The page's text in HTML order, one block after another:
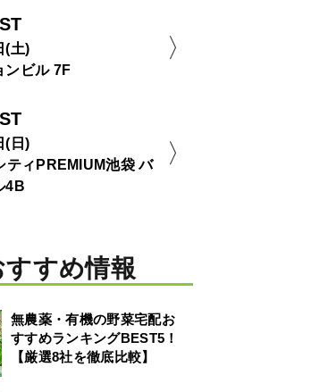
(土)
ンビル 7F
(日)
ティPREMIUM池袋 バ
4B
すめ情報
無農薬・有機の野菜宅配お
すすめランキングBEST5！
【厳選8社を徹底比較】